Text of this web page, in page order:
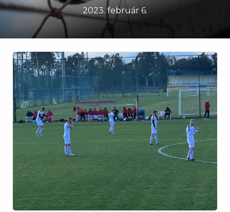
2023. február 6.